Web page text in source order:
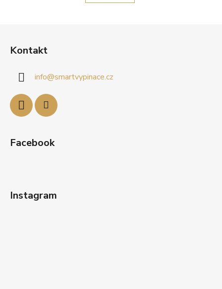
Kontakt
info@smartvypinace.cz
Facebook
Instagram